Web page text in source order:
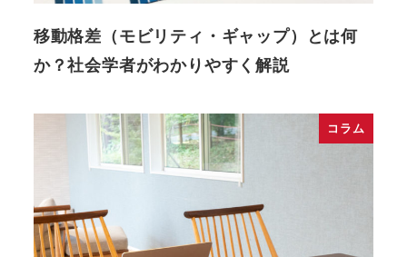
移動格差（モビリティ・ギャップ）とは何
か？社会学者がわかりやすく解説
コラム